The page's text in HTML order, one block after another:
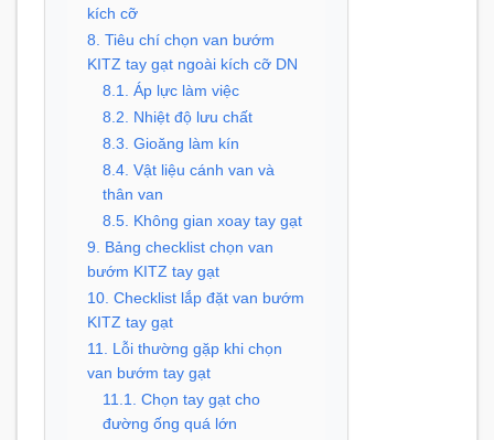
kích cỡ
8. Tiêu chí chọn van bướm
KITZ tay gạt ngoài kích cỡ DN
8.1. Áp lực làm việc
8.2. Nhiệt độ lưu chất
8.3. Gioăng làm kín
8.4. Vật liệu cánh van và
thân van
8.5. Không gian xoay tay gạt
9. Bảng checklist chọn van
bướm KITZ tay gạt
10. Checklist lắp đặt van bướm
KITZ tay gạt
11. Lỗi thường gặp khi chọn
van bướm tay gạt
11.1. Chọn tay gạt cho
đường ống quá lớn